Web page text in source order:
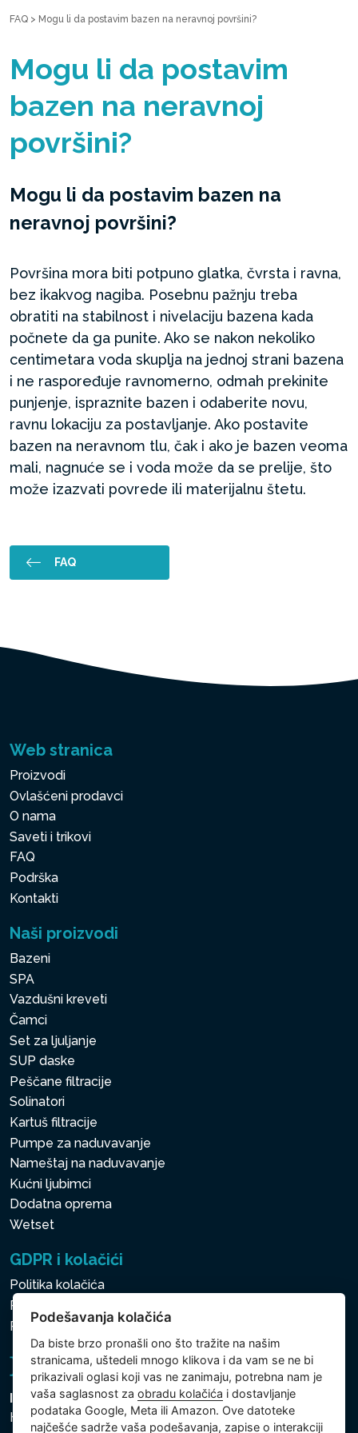
FAQ > Mogu li da postavim bazen na neravnoj površini?
Mogu li da postavim
bazen na neravnoj
površini?
Mogu li da postavim bazen na
neravnoj površini?
Površina mora biti potpuno glatka, čvrsta i ravna,
bez ikakvog nagiba. Posebnu pažnju treba
obratiti na stabilnost i nivelaciju bazena kada
počnete da ga punite. Ako se nakon nekoliko
centimetara voda skuplja na jednoj strani bazena
i ne raspoređuje ravnomerno, odmah prekinite
punjenje, ispraznite bazen i odaberite novu,
ravnu lokaciju za postavljanje. Ako postavite
bazen na neravnom tlu, čak i ako je bazen veoma
mali, nagnuće se i voda može da se prelije, što
može izazvati povrede ili materijalnu štetu.
FAQ
Web stranica
Proizvodi
Ovlašćeni prodavci
O nama
Saveti i trikovi
FAQ
Podrška
Kontakti
Naši proizvodi
Bazeni
SPA
Vazdušni kreveti
Čamci
Set za ljuljanje
SUP daske
Peščane filtracije
Solinatori
Kartuš filtracije
Pumpe za naduvavanje
Nameštaj na naduvavanje
Kućni ljubimci
Dodatna oprema
Wetset
GDPR i kolačići
Politika kolačića
Politika zaštite ličnih i drugih obrađivanih podataka
Politika kolačića
Intex Trading, s.r.o.
Hradecká 2526/3
Podešavanja kolačića
Da biste brzo pronašli ono što tražite na našim
stranicama, uštedeli mnogo klikova i da vam se ne bi
prikazivali oglasi koji vas ne zanimaju, potrebna nam je
vaša saglasnost zaobradu kolačića i dostavljanje
podataka Google, Meta ili Amazon. Ove datoteke
najčešće sadrže vaša podešavanja, zapise o interakciji